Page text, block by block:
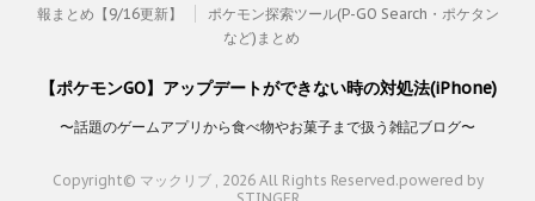
報まとめ【9/16更新】
ポケモン探索ツール(P-GO Search・ポケタン
など)まとめ
【ポケモンGO】アップデートができない時の対処法(iPhone)
〜話題のゲームアプリから食べ物やお菓子まで扱う雑記ブログ〜
Copyright© マックリブ , 2026 All Rights Reserved.powered by